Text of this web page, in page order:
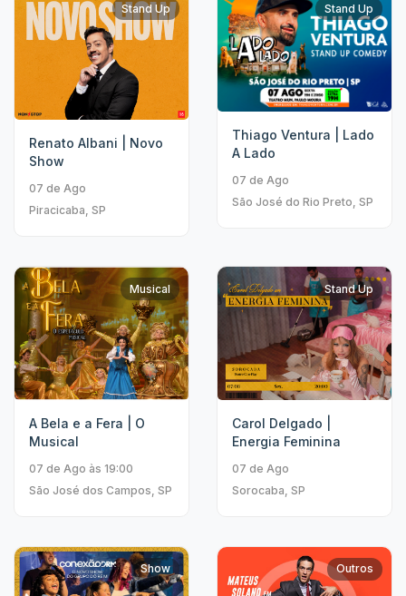
Stand Up
Renato Albani | Novo
Show
07 de Ago
Piracicaba, SP
Stand Up
Thiago Ventura | Lado
A Lado
07 de Ago
São José do Rio Preto, SP
Musical
A Bela e a Fera | O
Musical
07 de Ago às 19:00
São José dos Campos, SP
Stand Up
Carol Delgado |
Energia Feminina
07 de Ago
Sorocaba, SP
Show Outros